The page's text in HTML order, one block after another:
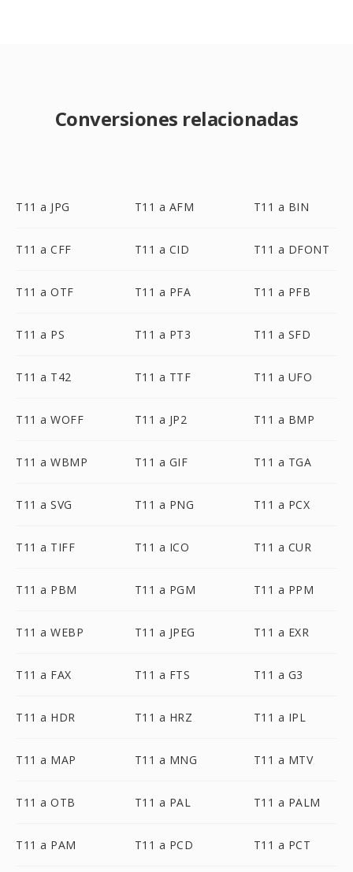
Conversiones relacionadas
T11 a JPG T11 a AFM T11 a BIN
T11 a CFF T11 a CID T11 a DFONT
T11 a OTF T11 a PFA T11 a PFB
T11 a PS T11 a PT3 T11 a SFD
T11 a T42 T11 a TTF T11 a UFO
T11 a WOFF T11 a JP2 T11 a BMP
T11 a WBMP T11 a GIF T11 a TGA
T11 a SVG T11 a PNG T11 a PCX
T11 a TIFF T11 a ICO T11 a CUR
T11 a PBM T11 a PGM T11 a PPM
T11 a WEBP T11 a JPEG T11 a EXR
T11 a FAX T11 a FTS T11 a G3
T11 a HDR T11 a HRZ T11 a IPL
T11 a MAP T11 a MNG T11 a MTV
T11 a OTB T11 a PAL T11 a PALM
T11 a PAM T11 a PCD T11 a PCT